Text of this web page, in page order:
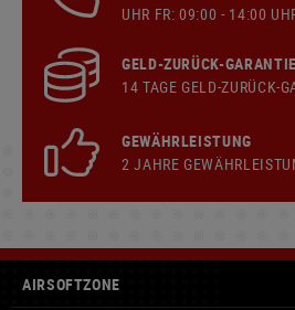
UHR FR: 09:00 - 14:00
GELD-ZURÜCK-GARANTIE
14 TAGE GELD-ZURÜCK-
GEWÄHRLEISTUNG
2 JAHRE
AIRSOFTZONE